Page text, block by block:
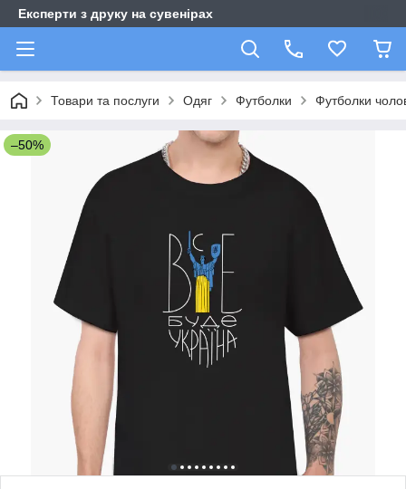
Експерти з друку на сувенірах
Товари та послуги Одяг Футболки Футболки
–50%